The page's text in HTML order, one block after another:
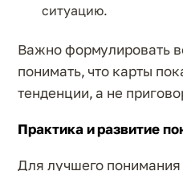
ситуацию.
Важно формулировать
понимать, что карты
тенденции, а не
Практика и развитие
Для лучшего